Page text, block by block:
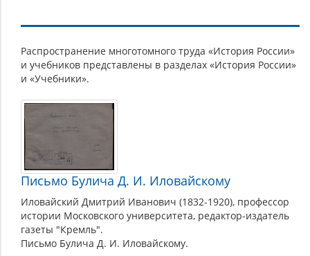
Распространение
трудов
Д.
И.
Иловайского
Распространение многотомного труда «История России»
и учебников представлены в разделах «История России»
и «Учебники».
Письмо Булича Д. И. Иловайскому
Иловайский Дмитрий Иванович (1832-1920), профессор
истории Московского университета, редактор-издатель
газеты "Кремль".
Письмо Булича Д. И. Иловайскому.